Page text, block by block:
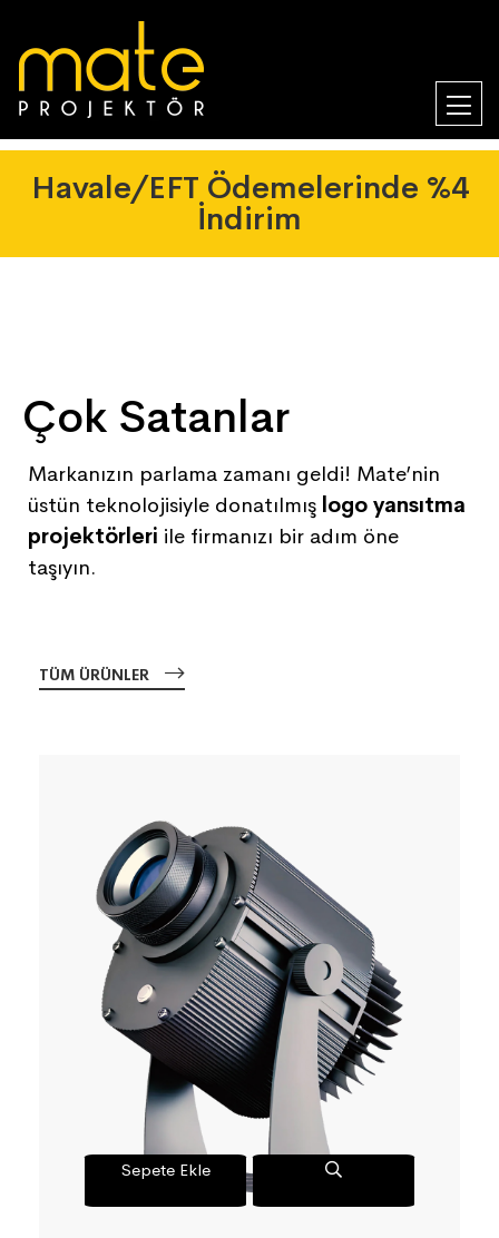
Havale/EFT Ödemelerinde %4
İndirim
Çok Satanlar
Markanızın parlama zamanı geldi! Mate’nin
üstün teknolojisiyle donatılmış logo yansıtma
projektörleri ile firmanızı bir adım öne
taşıyın.
TÜM ÜRÜNLER
Sepete Ekle